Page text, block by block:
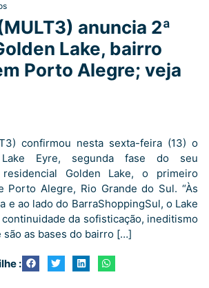
anuncia 2ª
Lake, bairro
Porto Alegre; veja
confirmou nesta sexta-feira (13) o
Eyre, segunda fase do seu
residencial Golden Lake, o primeiro
Porto Alegre, Rio Grande do Sul. “Às
e ao lado do BarraShoppingSul, o Lake
da sofisticação, ineditismo
são as bases do bairro […]
: